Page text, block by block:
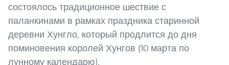
состоялось традиционное шествие с
паланкинами в рамках праздника старинной
деревни Хунгло, который продлится до дня
поминовения королей Хунгов (10 марта по
лунному календарю).